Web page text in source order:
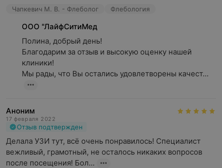
Чапкевич М. В. - Флеболог Флебология
ООО "ЛайфСитиМед
Полина, добрый день!
Благодарим за отзыв и высокую оценку нашей
клиники!
Мы рады, что Вы остались удовлетворены качест...
Аноним
17 февраля 2022
Отзыв подтвержден
Делала УЗИ тут, всё очень понравилось! Специалист
вежливый, грамотный, не осталось никаких вопросов
после посещения! Бол...